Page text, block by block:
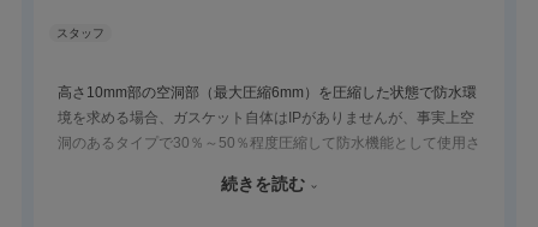
高さ10mm部の空洞部（最大圧縮6mm）を圧縮した状態で防水環
境を求める場合、ガスケット自体はIPがありませんが、事実上空
洞のあるタイプで30％～50％程度圧縮して防水機能として使用さ
くなるため、30％～50％を推奨しています。
続きを読む